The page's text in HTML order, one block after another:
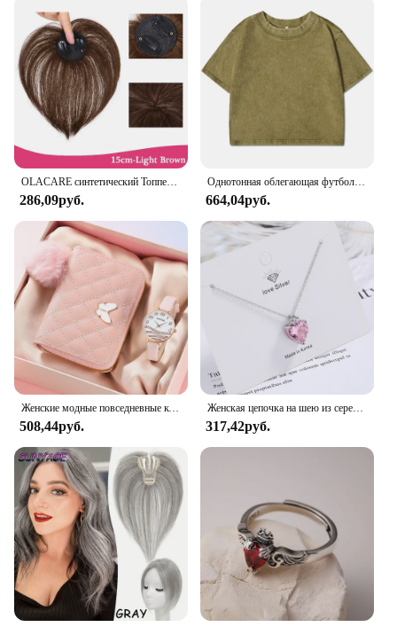
OLACARE синтетический Топпер шиньон накладной челка с зажимом удлинение челки натуральная накладная бахрома Невидимый Клоуз шиньон для женщин
286,09руб.
Однотонная облегающая футболка с эффектом потертости, женские модные мягкие хлопковые футболки, повседневная спортивная крутая ретро одежда с коротким рукавом для женщин
664,04руб.
Женские модные повседневные кожаные часы и плюшевый шар украшение бабочка кошелек набор кварцевые наручные часы платье часы Montre Femme
508,44руб.
Женская цепочка на шею из серебра 925 пробы с розовым цирконием
317,42руб.